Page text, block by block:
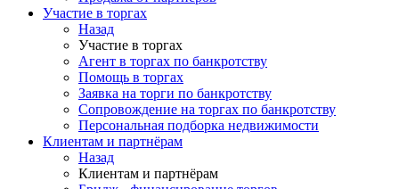
Участие в торгах
Назад
Участие в торгах
Агент в торгах по банкротству
Помощь в торгах
Заявка на торги по банкротству
Сопровождение на торгах по банкротству
Персональная подборка недвижимости
Клиентам и партнёрам
Назад
Клиентам и партнёрам